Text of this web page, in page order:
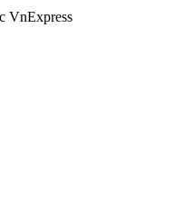
VnExpress